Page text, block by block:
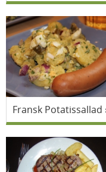
Fransk Potatissallad